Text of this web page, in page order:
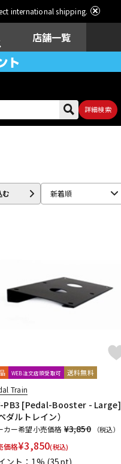
international shipping.
店舗一覧
詳細検索
配信/ライブ
機器
む 新着順
WEB注文店頭受取可 送料無料
Train
PB3 [Pedal-Booster - Large]
ダルトレイン）
カー希望小売価格 ¥3,850 （税込）
価格¥3,850(税込)